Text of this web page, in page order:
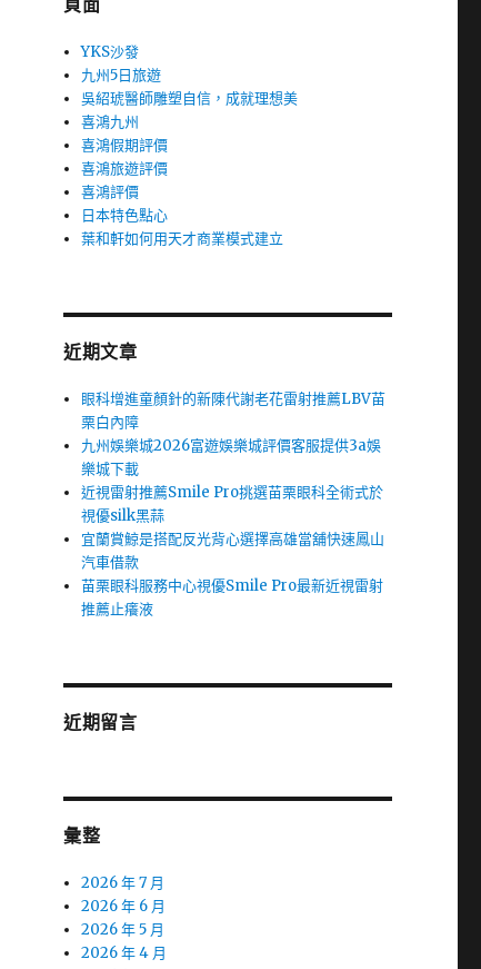
頁面
YKS沙發
九州5日旅遊
吳紹琥醫師雕塑自信，成就理想美
喜鴻九州
喜鴻假期評價
喜鴻旅遊評價
喜鴻評價
日本特色點心
葉和軒如何用天才商業模式建立
近期文章
眼科增進童顏針的新陳代謝老花雷射推薦LBV苗
栗白內障
九州娛樂城2026富遊娛樂城評價客服提供3a娛
樂城下載
近視雷射推薦Smile Pro挑選苗栗眼科全術式於
視優silk黑蒜
宜蘭賞鯨是搭配反光背心選擇高雄當舖快速鳳山
汽車借款
苗栗眼科服務中心視優Smile Pro最新近視雷射
推薦止癢液
近期留言
彙整
2026 年 7 月
2026 年 6 月
2026 年 5 月
2026 年 4 月